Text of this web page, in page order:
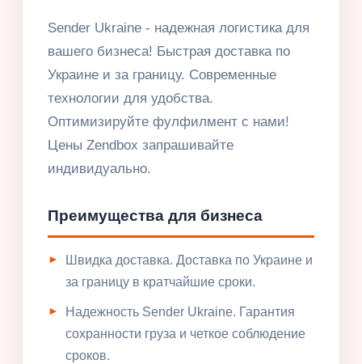
Sender Ukraine - надежная логистика для
вашего бизнеса! Быстрая доставка по
Украине и за границу. Современные
технологии для удобства.
Оптимизируйте фулфилмент с нами!
Цены Zendbox запрашивайте
индивидуально.
Преимущества для бизнеса
Швидка доставка. Доставка по Украине и
за границу в кратчайшие сроки.
Надежность Sender Ukraine. Гарантия
сохранности груза и четкое соблюдение
сроков.